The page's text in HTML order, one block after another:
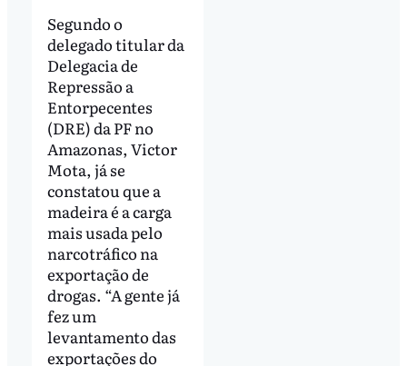
Segundo o
delegado titular da
Delegacia de
Repressão a
Entorpecentes
(DRE) da PF no
Amazonas, Victor
Mota, já se
constatou que a
madeira é a carga
mais usada pelo
narcotráfico na
exportação de
drogas. “A gente já
fez um
levantamento das
exportações do